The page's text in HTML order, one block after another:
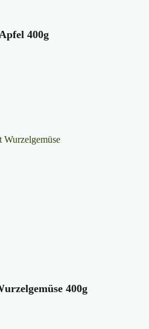
400g
400g